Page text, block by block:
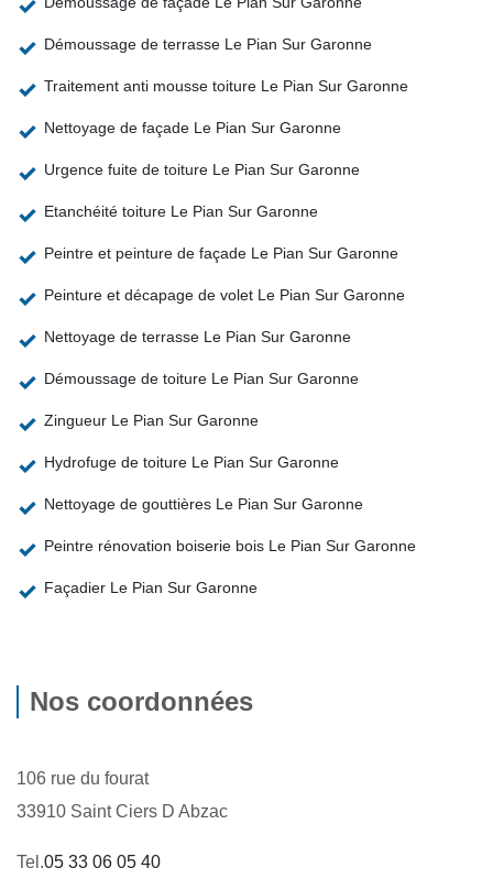
Démoussage de terrasse Le Pian Sur Garonne
Traitement anti mousse toiture Le Pian Sur Garonne
Nettoyage de façade Le Pian Sur Garonne
Urgence fuite de toiture Le Pian Sur Garonne
Etanchéité toiture Le Pian Sur Garonne
Peintre et peinture de façade Le Pian Sur Garonne
Peinture et décapage de volet Le Pian Sur Garonne
Nettoyage de terrasse Le Pian Sur Garonne
Démoussage de toiture Le Pian Sur Garonne
Zingueur Le Pian Sur Garonne
Hydrofuge de toiture Le Pian Sur Garonne
Nettoyage de gouttières Le Pian Sur Garonne
Peintre rénovation boiserie bois Le Pian Sur Garonne
Façadier Le Pian Sur Garonne
Nos coordonnées
106 rue du fourat
33910 Saint Ciers D Abzac
Tel.05 33 06 05 40